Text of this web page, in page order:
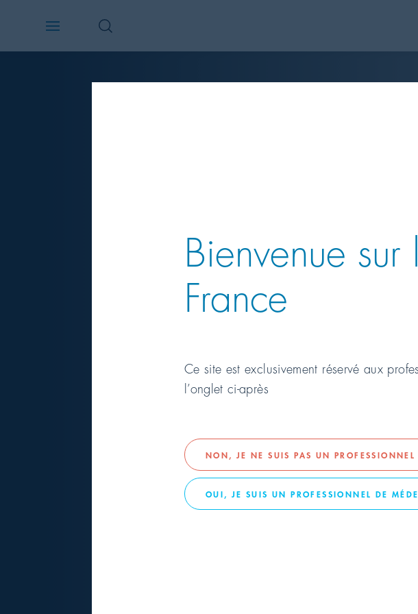
FD 322
free
Bienvenue
France
Ce site est exclusivement réservé aux
l’onglet ci-après
NON, JE NE SUIS PAS UN PROFESSIONNEL
OUI, JE SUIS UN PROFESSIONNEL DE